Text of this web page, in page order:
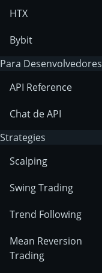
HTX
Bybit
Para Desenvolvedores
API Reference
Chat de API
Strategies
Scalping
Swing Trading
Trend Following
Mean Reversion
Trading